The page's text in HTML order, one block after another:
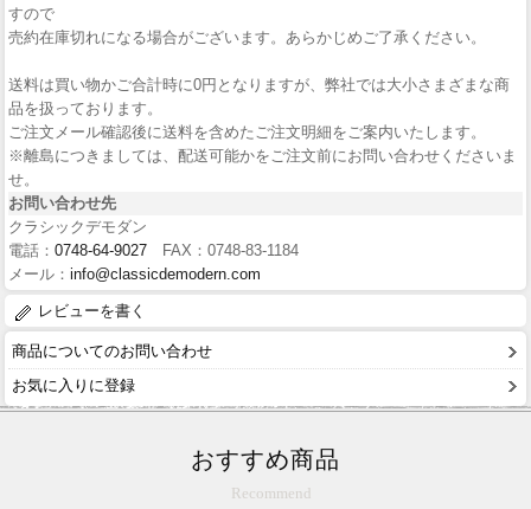
すので
売約在庫切れになる場合がございます。あらかじめご了承ください。
送料は買い物かご合計時に0円となりますが、弊社では大小さまざまな商
品を扱っております。
ご注文メール確認後に送料を含めたご注文明細をご案内いたします。
※離島につきましては、配送可能かをご注文前にお問い合わせくださいま
せ。
お問い合わせ先
クラシックデモダン
電話： 0748-64-9027 FAX：0748-83-1184
メール： info@classicdemodern.com
レビューを書く
商品についてのお問い合わせ
お気に入りに登録
おすすめ商品
Recommend